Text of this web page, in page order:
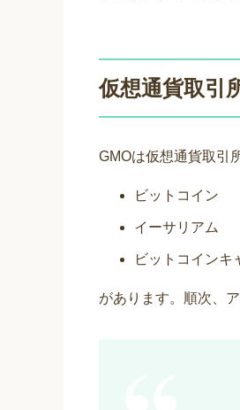
仮想通貨取引
GMOは仮想通貨取引
ビットコイン
イーサリアム
ビットコインキ
があります。順次、